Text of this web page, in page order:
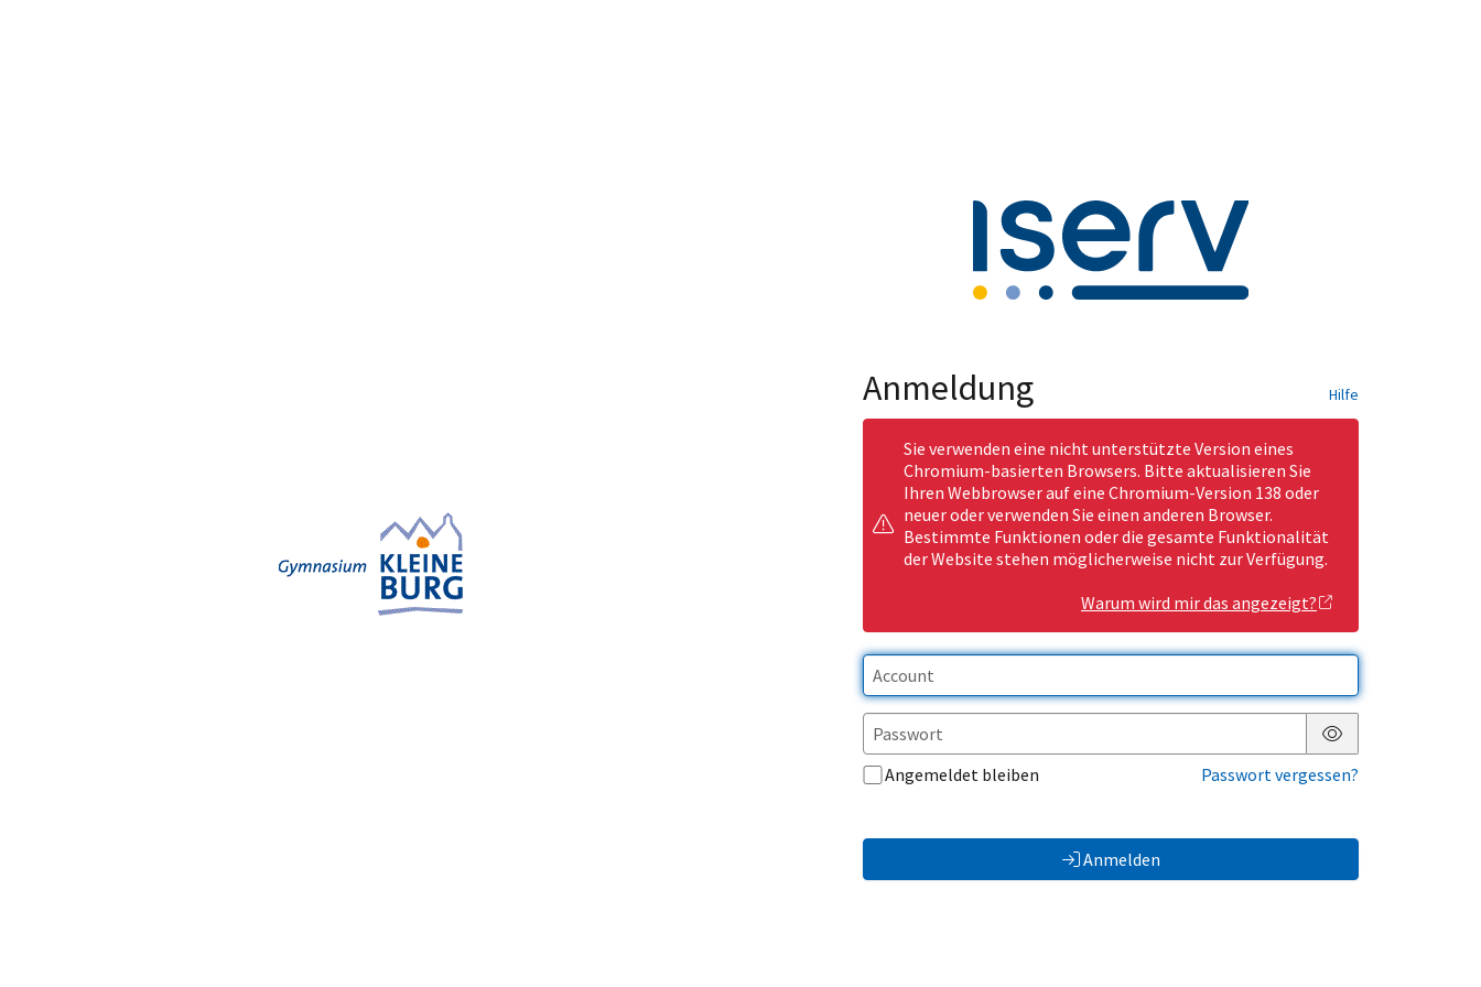
Anmeldung Hilfe
Sie verwenden eine nicht unterstützte Version eines
Chromium-basierten Browsers. Bitte aktualisieren Sie
Ihren Webbrowser auf eine Chromium-Version 138 oder
neuer oder verwenden Sie einen anderen Browser.
Bestimmte Funktionen oder die gesamte Funktionalität
der Website stehen möglicherweise nicht zur Verfügung.
Warum wird mir das angezeigt?
Passwort anzeigen
Angemeldet bleiben
Passwort vergessen?
Anmelden